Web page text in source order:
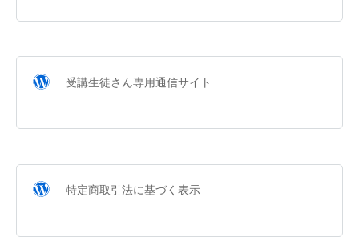
受講生徒さん専用通信サイト
特定商取引法に基づく表示